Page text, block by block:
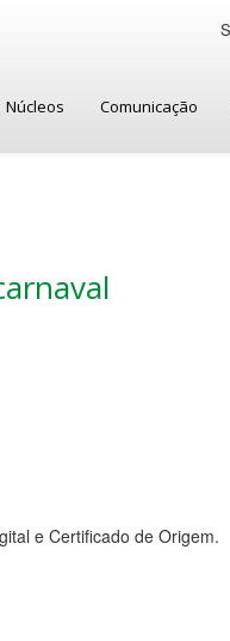
Núcleos Comunicação
e Certificado de Origem.